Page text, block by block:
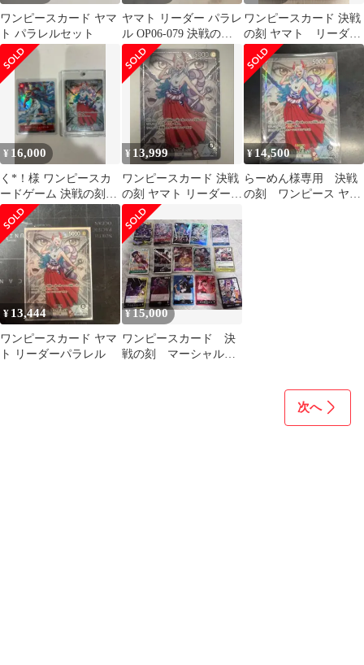
ワンピースカード ヤマ
ト パラレルセット
ヤマト リーダー パラレ
ル OP06-079 決戦の
刻 ワンピースカード
ワンピースカード 決戦
の刻 ヤマト リーダー
1枚&SR2枚
¥ 16,000
く*！様 ワンピースカ
ードゲーム 決戦の刻
ヤマト リーダーパラレ
ル OP16
¥ 13,999
ワンピースカード 決戦
の刻 ヤマト リーダー
パラレル
¥14,500
らーめん様専用 決戦
の刻 ワンピース ヤマ
¥ 13,444
ワンピースカード ヤマ
ト リーダーパラレル
¥15,000
ワンピースカード 決
戦の刻 マーシャルD
次へ